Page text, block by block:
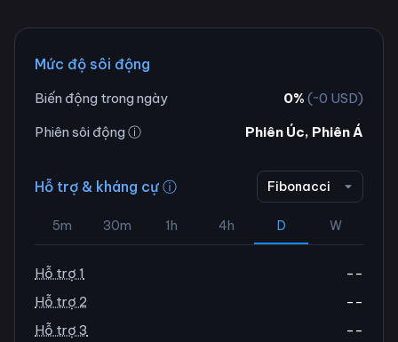
Mức độ sôi động
Biến động trong ngày 0% (~0 USD)
Phiên sôi động ⓘ
Phiên Úc, Phiên Á
Hỗ trợ & kháng cự ⓘ Fibonacci
5m 30m 1h 4h D W
Hỗ trợ 1
--
Hỗ trợ 2
--
Hỗ trợ 3
--